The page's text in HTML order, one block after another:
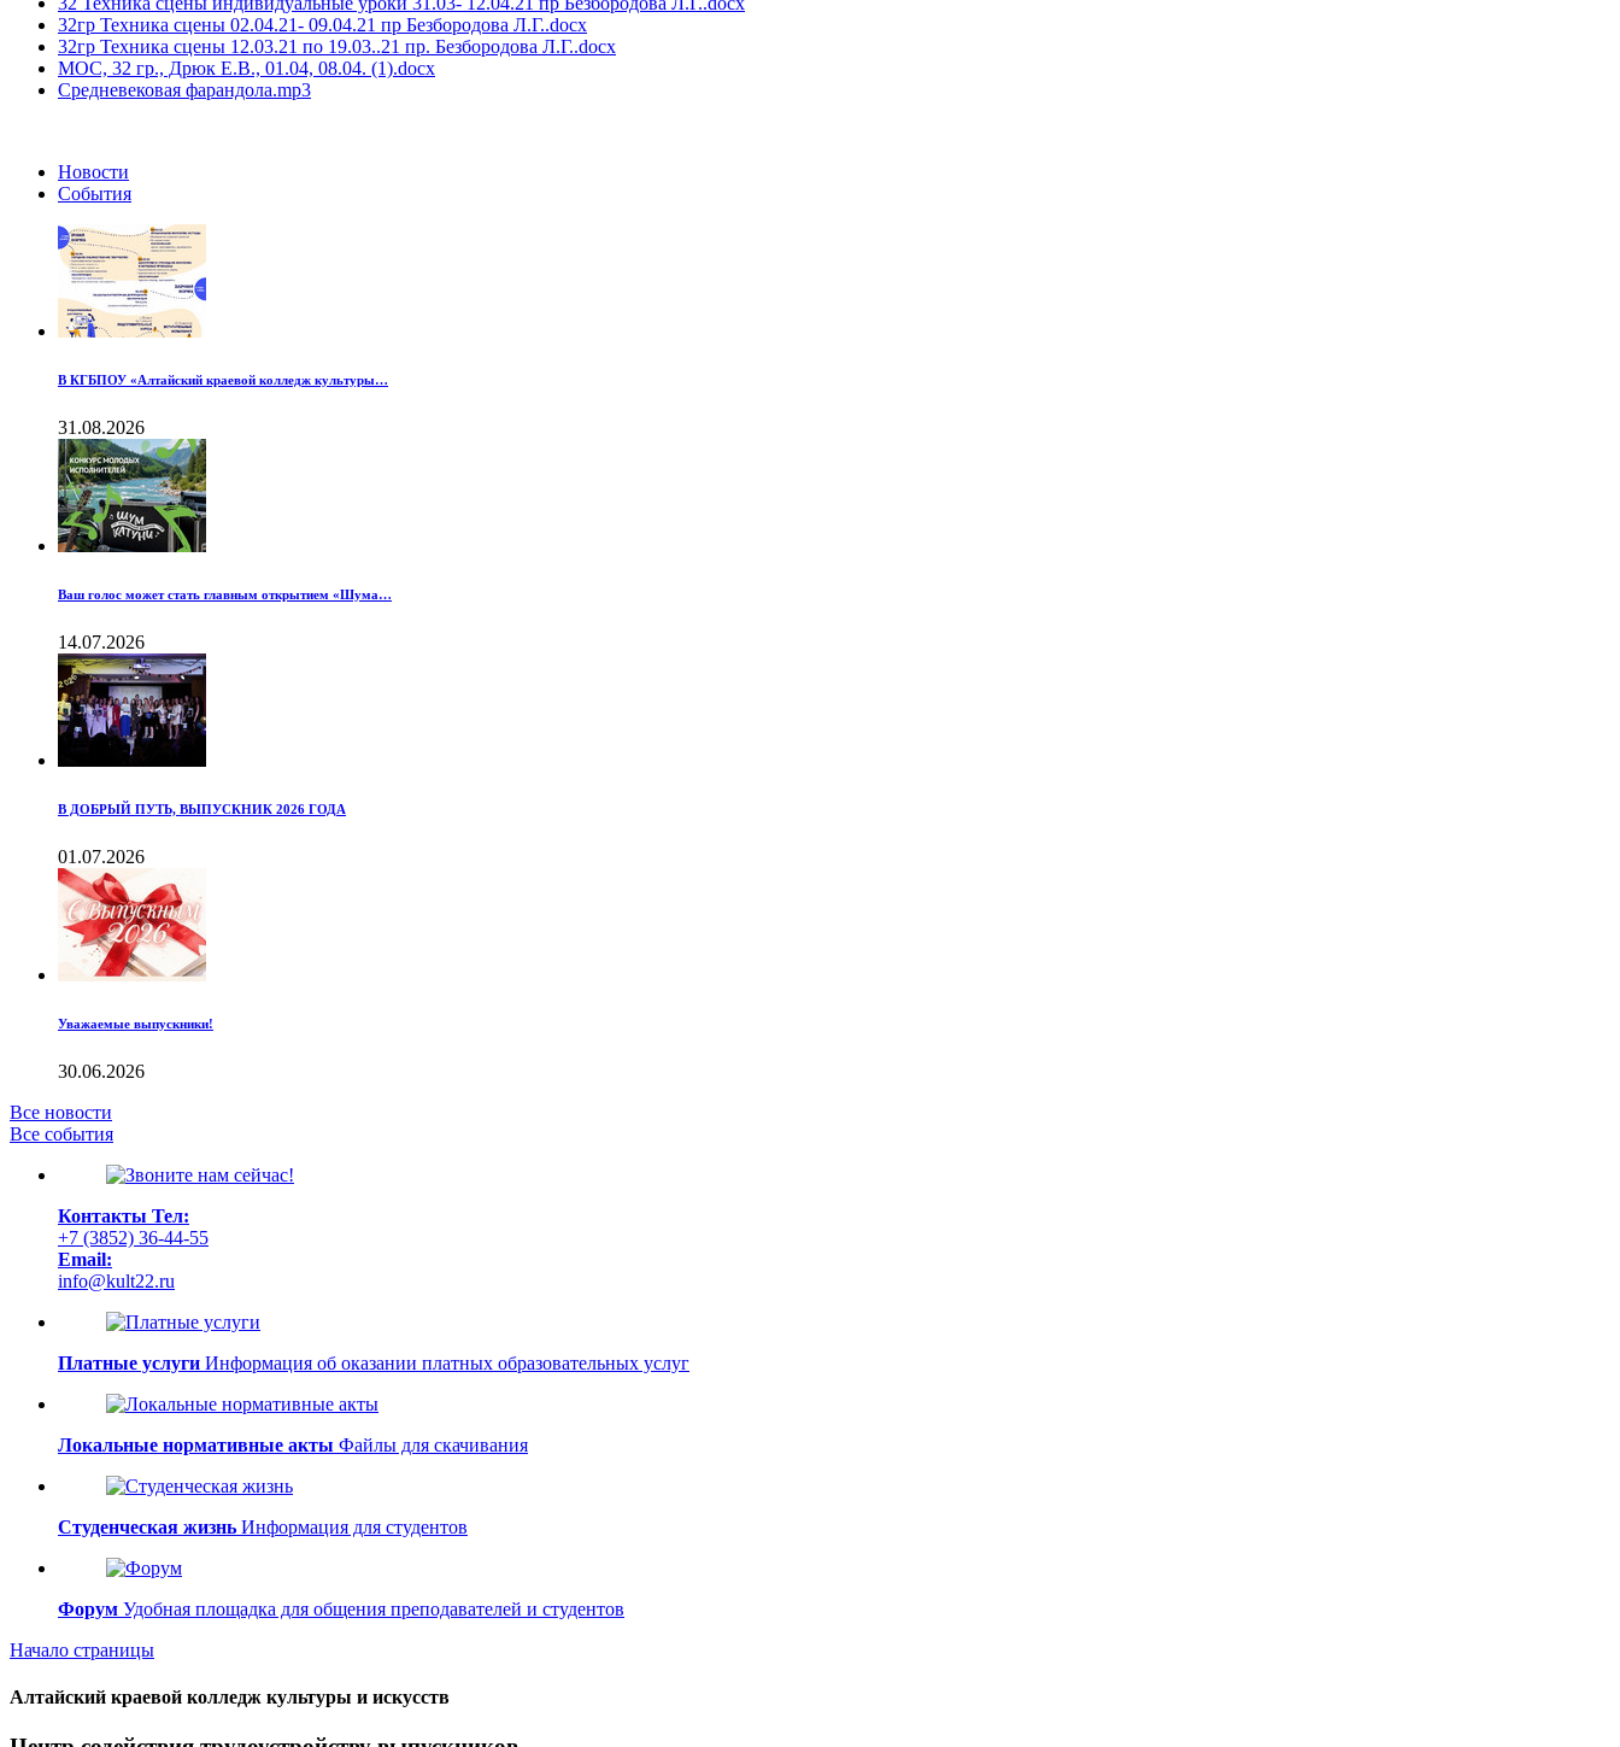
32гр Техника сцены 02.04.21- 09.04.21 пр Безбородова Л.Г..docx
32гр Техника сцены 12.03.21 по 19.03..21 пр. Безбородова Л.Г..docx
МОС, 32 гр., Дрюк Е.В., 01.04, 08.04. (1).docx
Средневековая фарандола.mp3
Новости
События
В КГБПОУ «Алтайский краевой колледж культуры…
31.08.2026
Ваш голос может стать главным открытием «Шума…
14.07.2026
В ДОБРЫЙ ПУТЬ, ВЫПУСКНИК 2026 ГОДА
01.07.2026
Уважаемые выпускники!
30.06.2026
Все новости
Все события
Контакты Тел:
+7 (3852) 36-44-55
Email:
info@kult22.ru
Платные услуги Информация об оказании платных образовательных услуг
Локальные нормативные акты Файлы для скачивания
Студенческая жизнь Информация для студентов
Форум Удобная площадка для общения преподавателей и студентов
Начало страницы
Алтайский краевой колледж культуры и искусств